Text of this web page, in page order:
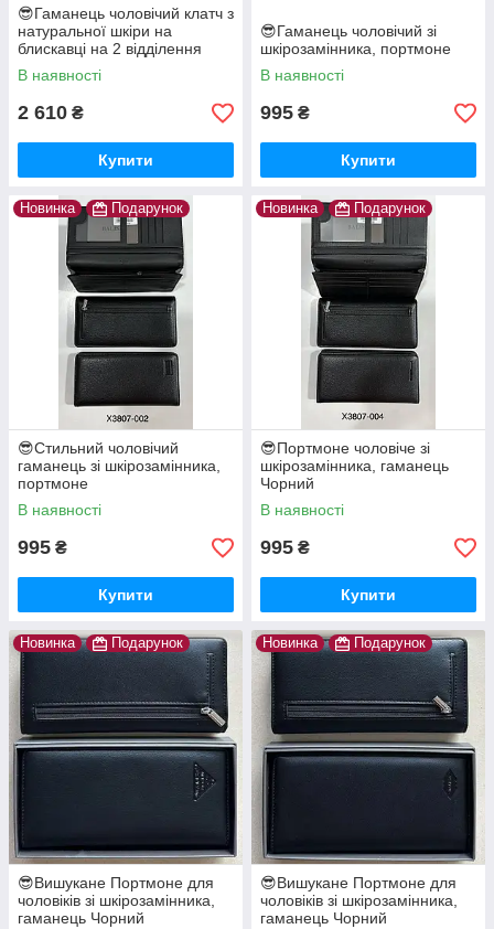
😎Гаманець чоловічий клатч з
натуральної шкіри на
блискавці на 2 відділення
"BALISA" BA6-9003
В наявності
2 610 ₴
Купити
😎Гаманець чоловічий зі
шкірозамінника, портмоне
В наявності
995 ₴
Купити
Новинка Подарунок
😎Стильний чоловічий
гаманець зі шкірозамінника,
портмоне
В наявності
995 ₴
Купити
Новинка Подарунок
😎Портмоне чоловіче зі
шкірозамінника, гаманець
Чорний
В наявності
995 ₴
Купити
Новинка Подарунок
😎Вишукане Портмоне для
чоловіків зі шкірозамінника,
гаманець Чорний
Новинка Подарунок
😎Вишукане Портмоне для
чоловіків зі шкірозамінника,
гаманець Чорний